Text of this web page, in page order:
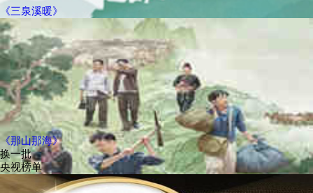
《三泉溪暖》
《那山那海》
换一批
央视榜单